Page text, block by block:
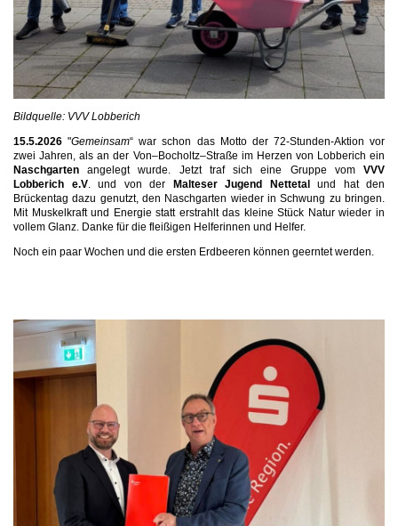
Bildquelle: VVV Lobberich
15.5.2026 "Gemeinsam“ war schon das Motto der 72-Stunden-Aktion vor
zwei Jahren, als an der Von–Bocholtz–Straße im Herzen von Lobberich ein
Naschgarten angelegt wurde. Jetzt traf sich eine Gruppe vom VVV
Lobberich e.V. und von der Malteser Jugend Nettetalund hat den
Brückentag dazu genutzt, den Naschgarten wieder in Schwung zu bringen.
Mit Muskelkraft und Energie statt erstrahlt das kleine Stück Natur wieder in
vollem Glanz. Danke für die fleißigen Helferinnen und Helfer.
Noch ein paar Wochen und die ersten Erdbeeren können geerntet werden.